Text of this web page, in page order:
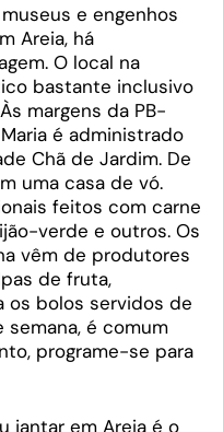
e engenhos
Areia, há
O local na
bastante inclusivo
margens da PB-
é administrado
Chã de Jardim. De
uma casa de vó.
feitos com carne
verde e outros. Os
vêm de produtores
de fruta,
os bolos servidos de
semana, é comum
programe-se para
jantar em Areia é o